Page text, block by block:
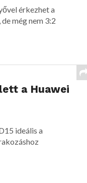
érkezhet a
még nem 3:2
a Huawei
ideális a